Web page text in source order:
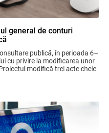
controalelor fiscale
august 2026
Serviciul Fiscal de Stat
IV - accize armonizate
general de conturi
publică, în perioada 6–
cu privire la modificarea unor
modifică trei acte cheie